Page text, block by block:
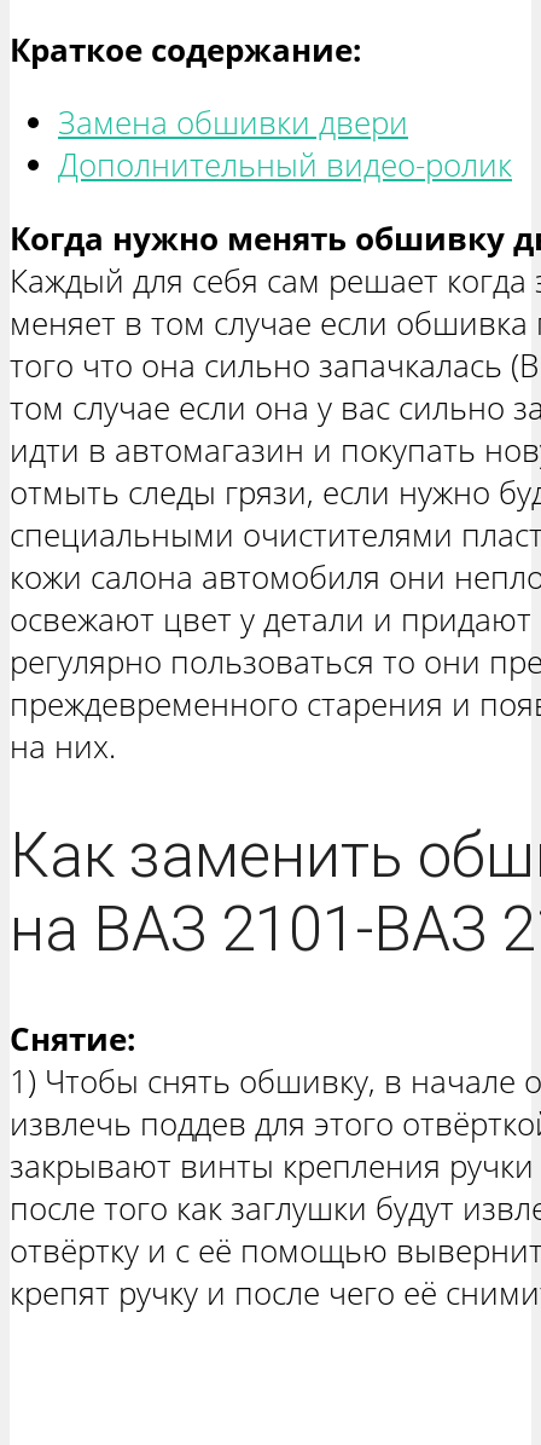
Краткое содержание:
Замена обшивки двери
Дополнительный видео-ролик
Когда нужно менять обшивку
Каждый для себя сам решает когда
меняет в том случае если обшивка
того что она сильно запачкалась
том случае если она у вас сильно
идти в автомагазин и покупать
отмыть следы грязи, если нужно
специальными очистителями
кожи салона автомобиля они
освежают цвет у детали и
регулярно пользоваться то они
преждевременного старения и
на них.
Как заменить
на ВАЗ 2101-ВАЗ
Снятие:
1) Чтобы снять обшивку, в начале
извлечь поддев для этого
закрывают винты крепления
после того как заглушки будут
отвёртку и с её помощью
крепят ручку и после чего её